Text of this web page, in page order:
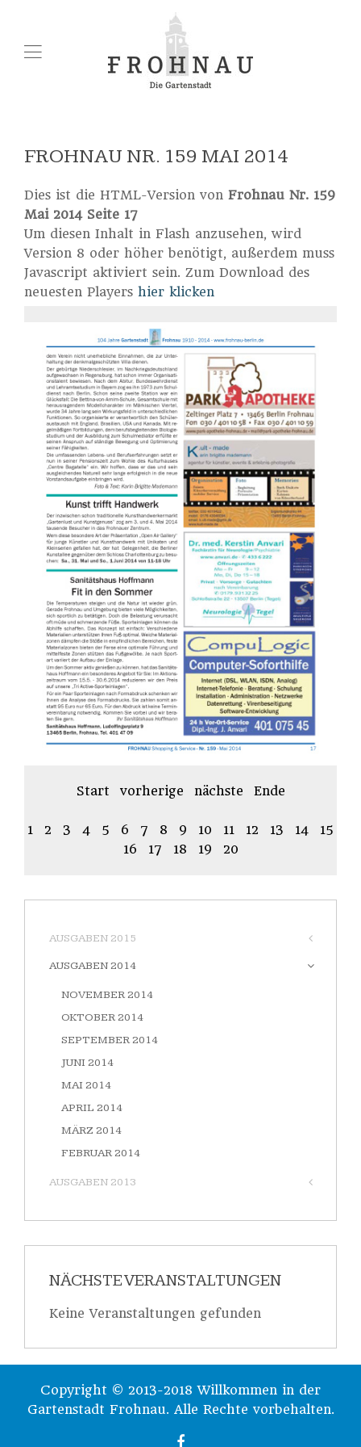
FROHNAU NR. 159 MAI 2014
Dies ist die HTML-Version von Frohnau Nr. 159
Mai 2014 Seite 17
Um diesen Inhalt in Flash anzusehen, wird
Version 8 oder höher benötigt, außerdem muss
Javascript aktiviert sein. Zum Download des
neuesten Players hier klicken
Start vorherige nächste Ende
1 2 3 4 5 6 7 8 9 10 11 12 13 14
15
16
17 18 19 20
AUSGABEN 2015
AUSGABEN 2014
NOVEMBER 2014
OKTOBER 2014
SEPTEMBER 2014
JUNI 2014
MAI 2014
APRIL 2014
MÄRZ 2014
FEBRUAR 2014
AUSGABEN 2013
NÄCHSTE VERANSTALTUNGEN
Keine Veranstaltungen gefunden
Copyright © 2013-2018 Willkommen in der
Gartenstadt Frohnau. Alle Rechte vorbehalten.